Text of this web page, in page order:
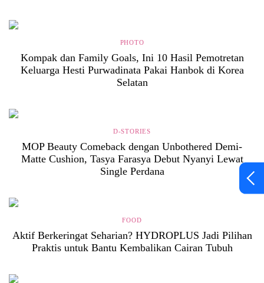
PHOTO
Kompak dan Family Goals, Ini 10 Hasil Pemotretan
Keluarga Hesti Purwadinata Pakai Hanbok di Korea
Selatan
D-STORIES
MOP Beauty Comeback dengan Unbothered Demi-
Matte Cushion, Tasya Farasya Debut Nyanyi Lewat
Single Perdana
FOOD
Aktif Berkeringat Seharian? HYDROPLUS Jadi Pilihan
Praktis untuk Bantu Kembalikan Cairan Tubuh